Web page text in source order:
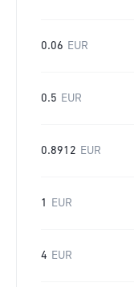
0.06 EUR
0.5 EUR
0.8912 EUR
1 EUR
4 EUR